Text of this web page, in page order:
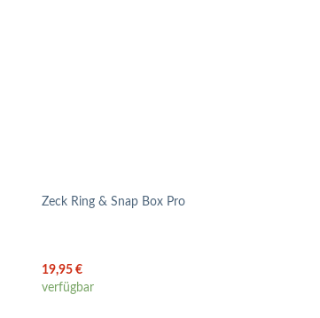
Zeck Ring & Snap Box Pro
19,95 €
verfügbar